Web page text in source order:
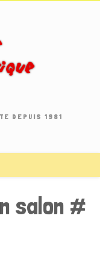
DEPUIS 1981
salon #